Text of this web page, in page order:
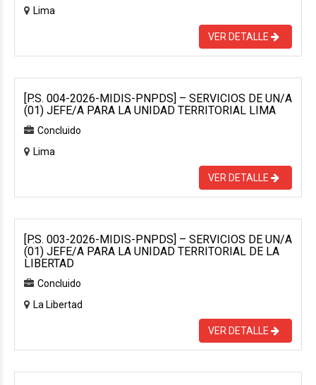
Lima
VER DETALLE
[P.S. 004-2026-MIDIS-PNPDS] – SERVICIOS DE UN/A
(01) JEFE/A PARA LA UNIDAD TERRITORIAL LIMA
Concluido
Lima
VER DETALLE
[P.S. 003-2026-MIDIS-PNPDS] – SERVICIOS DE UN/A
(01) JEFE/A PARA LA UNIDAD TERRITORIAL DE LA
LIBERTAD
Concluido
La Libertad
VER DETALLE